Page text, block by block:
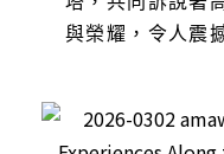
與榮耀，令人震